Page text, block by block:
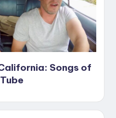
Songs of